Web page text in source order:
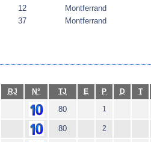
12 Montferrand
37 Montferrand
RJ N° TJ E P D T
80 1
80 2